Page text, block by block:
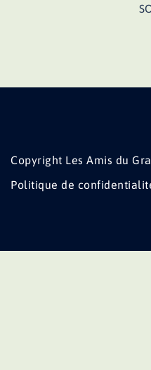
Copyright Les Amis du
Politique de